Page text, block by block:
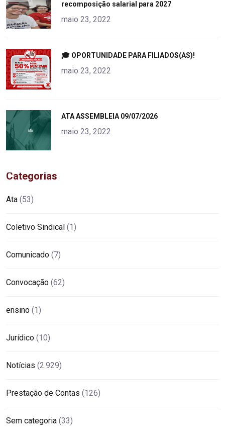
alt="product">
recomposição salarial para 2027
maio 23, 2022
alt="product">
🎓 OPORTUNIDADE PARA FILIADOS(AS)!
maio 23, 2022
alt="product">
ATA ASSEMBLEIA 09/07/2026
maio 23, 2022
Categorias
Ata (53)
Coletivo Sindical (1)
Comunicado (7)
Convocação (62)
ensino (1)
Jurídico (10)
Notícias (2.929)
Prestação de Contas (126)
Sem categoria (33)